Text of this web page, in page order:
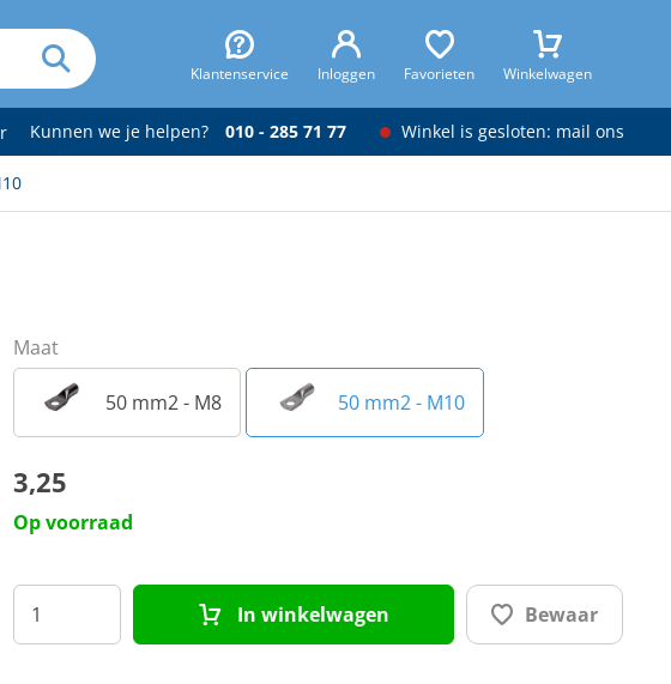
Klantenservice Inloggen Favorieten Winkelwagen
Kunnen we je helpen? 010 - 285 71 77 Winkel is gesloten: mail ons
Maat
50 mm2 - M8 50 mm2 - M10
3,25
Op voorraad
In winkelwagen Bewaar